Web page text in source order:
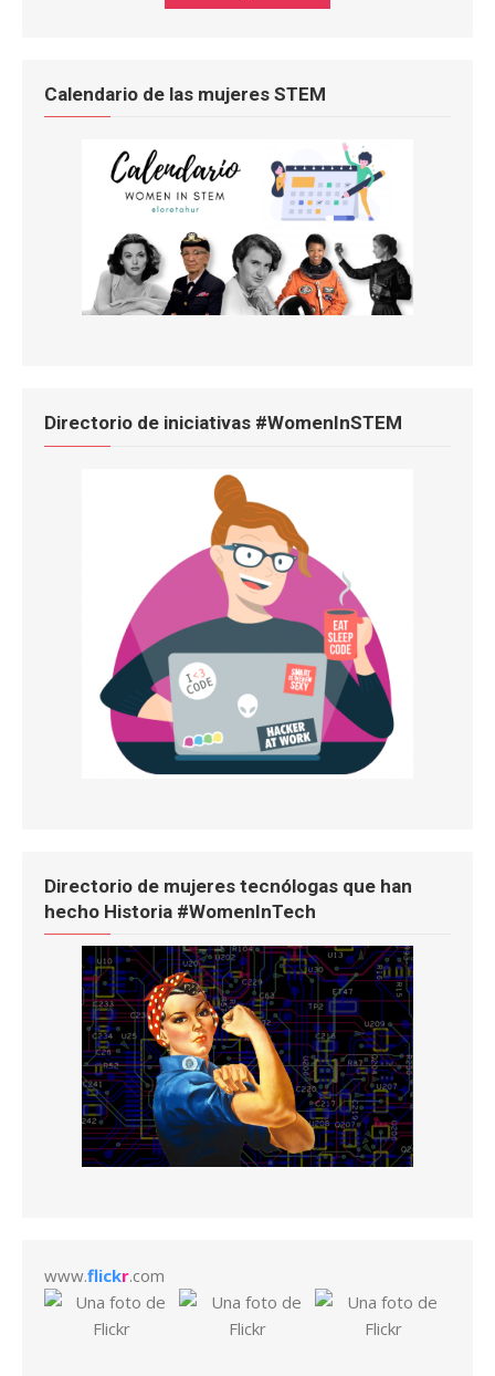
Calendario de las mujeres STEM
Directorio de iniciativas #WomenInSTEM
Directorio de mujeres tecnólogas que han
hecho Historia #WomenInTech
www.flickr.com